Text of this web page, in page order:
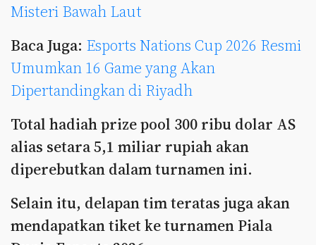
Misteri Bawah Laut
Baca Juga: Esports Nations Cup 2026 Resmi
Umumkan 16 Game yang Akan
Dipertandingkan di Riyadh
Total hadiah prize pool 300 ribu dolar AS
alias setara 5,1 miliar rupiah akan
diperebutkan dalam turnamen ini.
Selain itu, delapan tim teratas juga akan
mendapatkan tiket ke turnamen Piala